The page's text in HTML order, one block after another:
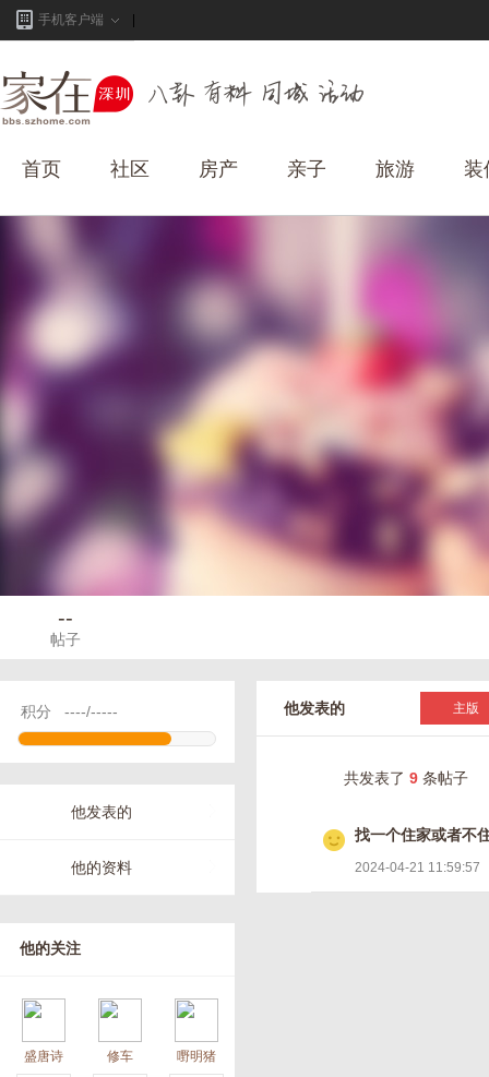
手机客户端
首页 社区 房产 亲子 旅游 装
--
帖子
积分 ----/-----
他发表的
他的资料
他的关注
盛唐诗
修车
嘢明猪
他发表的 主版
共发表了 9 条帖子
找一个住家或者不
2024-04-21 11:59:57